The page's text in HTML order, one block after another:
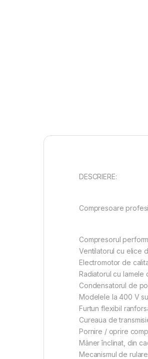
DESCRIERE:
Compresoare
Compresorul
Ventilatorul cu elice
Electromotor de
Radiatorul cu lamele
Condensatorul de
Modelele la 400 V
Furtun flexibil
Cureaua de
Pornire / oprire
Mâner înclinat, din
Mecanismul de